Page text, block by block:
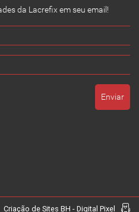
da Lacrefix em seu email!
Criação de Sites BH - Digital Pixel